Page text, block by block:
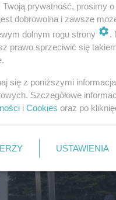
podczas meczów
Meet at Rift
ekipa ESKA
ŁÓDŹ
prywatność, prosimy
dobrowolna i zawsze
dolnym rogu strony
.
prawo sprzeciwić się
się z poniższymi
Szczegółowe
i Cookies oraz po
USTAWIENIA